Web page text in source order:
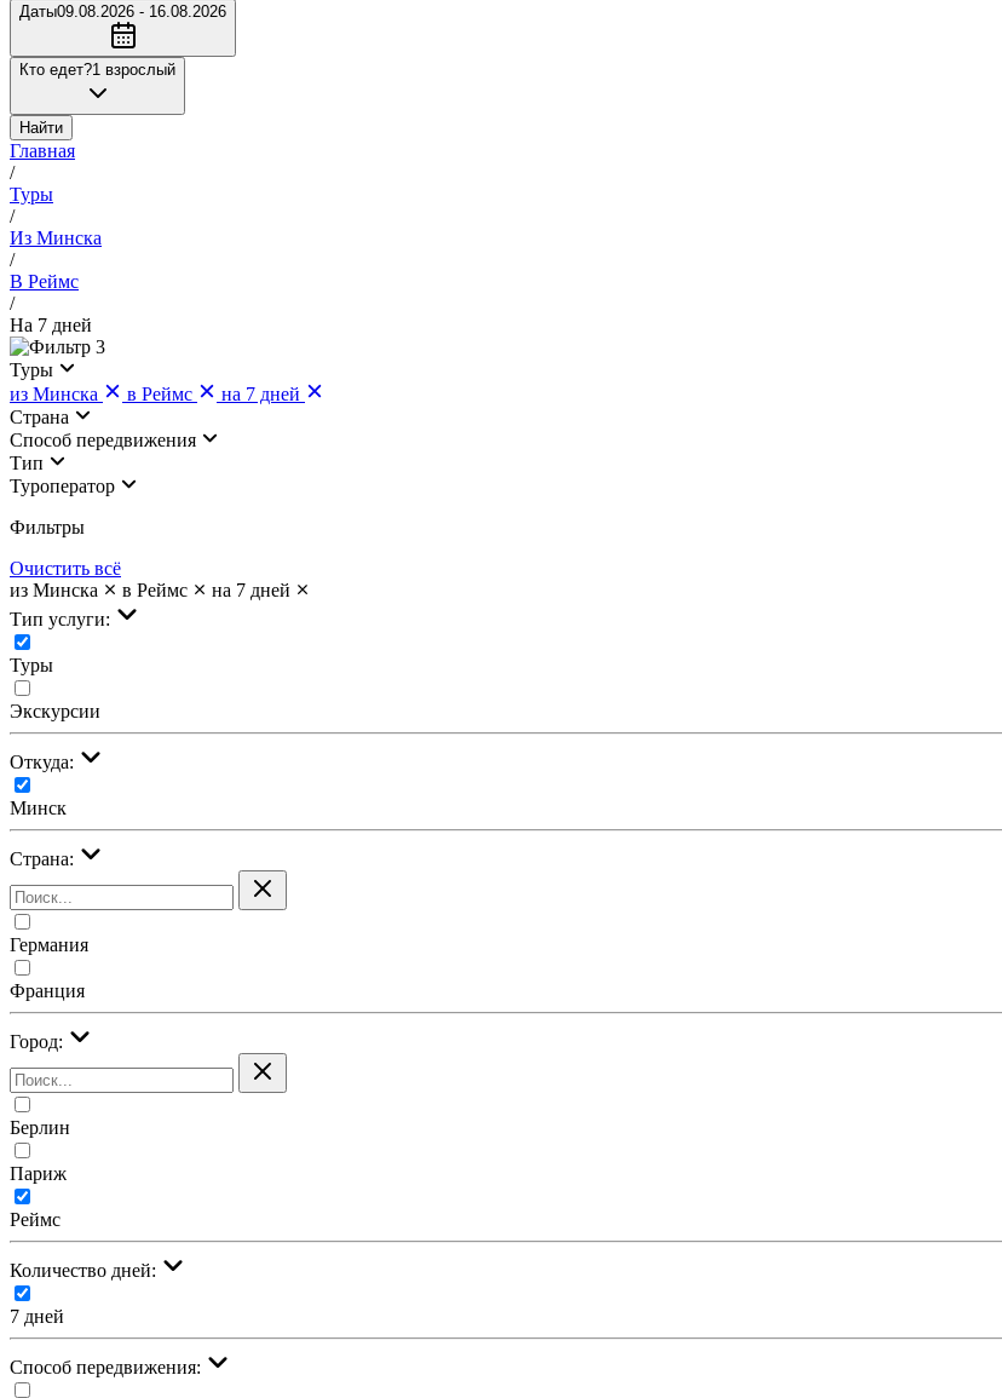
Даты09.08.2026 - 16.08.2026
Кто едет?1 взрослый
Найти
Главная
/
Туры
/
Из Минска
/
В Реймс
/
На 7 дней
3
Туры
из Минска
в Реймс
на 7 дней
Страна
Cпособ передвижения
Тип
Туроператор
Фильтры
Очистить всё
из Минска
в Реймс
на 7 дней
Тип услуги:
Туры
Экскурсии
Откуда:
Минск
Страна:
Германия
Франция
Город:
Берлин
Париж
Реймс
Количество дней:
7 дней
Cпособ передвижения: